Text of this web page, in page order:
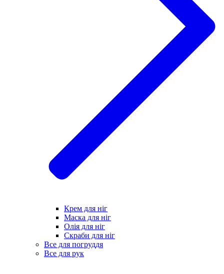
Крем для ніг
Маска для ніг
Олія для ніг
Скраби для ніг
Все для погруддя
Все для рук